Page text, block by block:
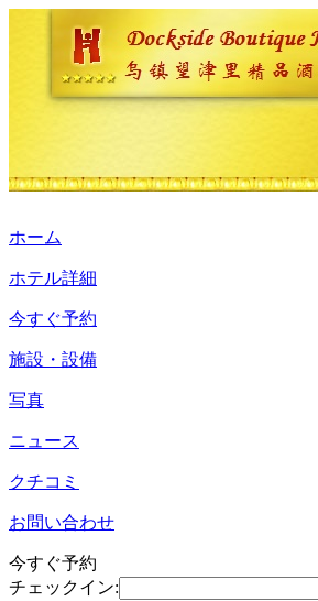
ホーム
ホテル詳細
今すぐ予約
施設・設備
写真
ニュース
クチコミ
お問い合わせ
今すぐ予約
チェックイン: